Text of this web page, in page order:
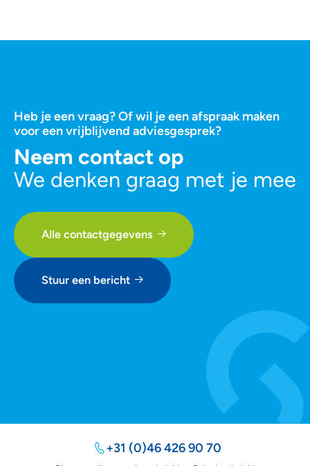
Heb je een vraag? Of wil je een afspraak maken
voor een vrijblijvend adviesgesprek?
Neem contact op
We denken graag met je mee
Alle contactgegevens
Stuur een bericht
+31 (0)46 426 90 70